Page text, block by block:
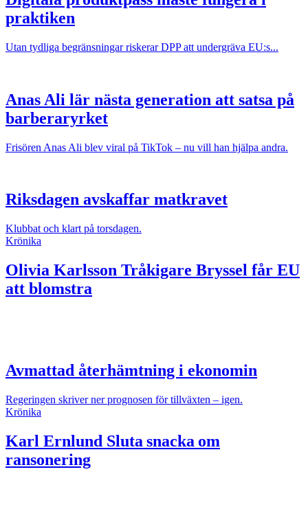
praktiken
Utan tydliga begränsningar riskerar DPP att undergräva EU:s...
Anas Ali lär nästa generation att satsa på
barberaryrket
Frisören Anas Ali blev viral på TikTok – nu vill han hjälpa andra.
Riksdagen avskaffar matkravet
Klubbat och klart på torsdagen.
Krönika
Olivia Karlsson Tråkigare Bryssel får EU
att blomstra
Avmattad återhämtning i ekonomin
Regeringen skriver ner prognosen för tillväxten – igen.
Krönika
Karl Ernlund Sluta snacka om
ransonering